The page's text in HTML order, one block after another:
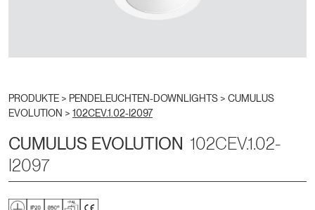
PRODUKTE > PENDELEUCHTEN-DOWNLIGHTS > CUMULUS
EVOLUTION > 102CEV.1.02-I2097
CUMULUS EVOLUTION 102CEV.1.02-
I2097